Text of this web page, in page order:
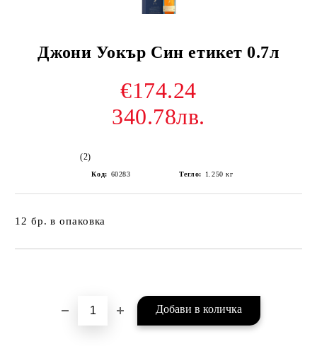
Джони Уокър Син етикет 0.7л
€174.24
340.78лв.
(2)
Код: 60283 Тегло: 1.250 кг
12 бр. в опаковка